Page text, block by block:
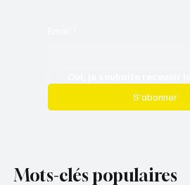
S’abonner
Mots-clés populaires